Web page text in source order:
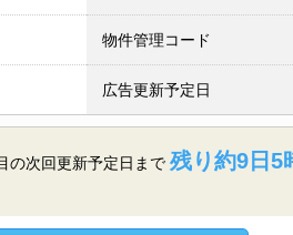
物件管理コード
広告更新予定日
の次回更新予定日まで 残り約9日5